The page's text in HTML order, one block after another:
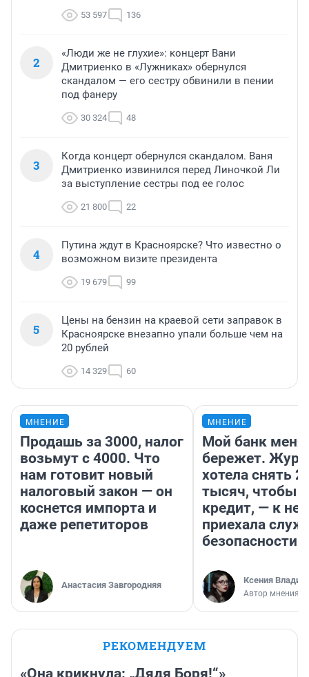
53 597 136
2
«Люди же не глухие»: концерт Вани
Дмитриенко в «Лужниках» обернулся
скандалом — его сестру обвинили в пении
под фанеру
30 324 48
3
Когда концерт обернулся скандалом. Ваня
Дмитриенко извинился перед Линочкой Ли
за выступление сестры под ее голос
21 800 22
4
Путина ждут в Красноярске? Что известно о
возможном визите президента
19 679 99
5
Цены на бензин на краевой сети заправок в
Красноярске внезапно упали больше чем на
20 рублей
14 329 60
МНЕНИЕ
Продашь за 3000, налог
возьмут с 4000. Что
нам готовит новый
налоговый закон — он
коснется импорта и
даже репетиторов
Анастасия Завгородняя
МНЕНИЕ
Мой банк меня
бережет.
хотела снять
тысяч, чтобы
кредит, — к
приехала
безопасности
Ксения
Автор мнения
РЕКОМЕНДУЕМ
«Она крикнула: „Дядя Боря!“»